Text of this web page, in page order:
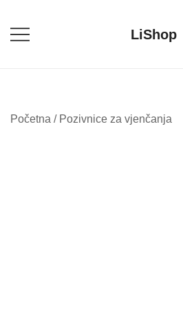
content
LiShop
Početna / Pozivnice za vjenčanja